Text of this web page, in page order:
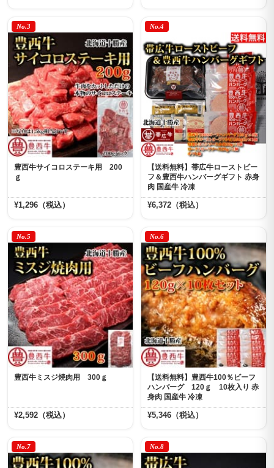
No.3
豊西牛サイコロステーキ用 200
ｇ
¥1,296（税込）
No.4
【送料無料】帯広牛ローストビー
フ＆豊西牛ハンバーグギフト 赤身
肉 国産牛 冷凍
¥6,372（税込）
No.5
豊西牛ミスジ焼肉用 300ｇ
¥2,592（税込）
No.6
【送料無料】豊西牛100％ビーフ
ハンバーグ 120ｇ 10枚入り 赤
身肉 国産牛 冷凍
¥5,346（税込）
No.7 No.8